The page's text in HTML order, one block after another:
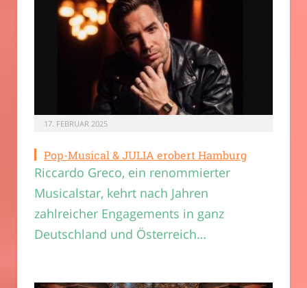
17. FEBRUAR 2025
Pop-Musical & JULIA erobert Hamburg
Riccardo Greco, ein renommierter
Musicalstar, kehrt nach Jahren
zahlreicher Engagements in ganz
Deutschland und Österreich…